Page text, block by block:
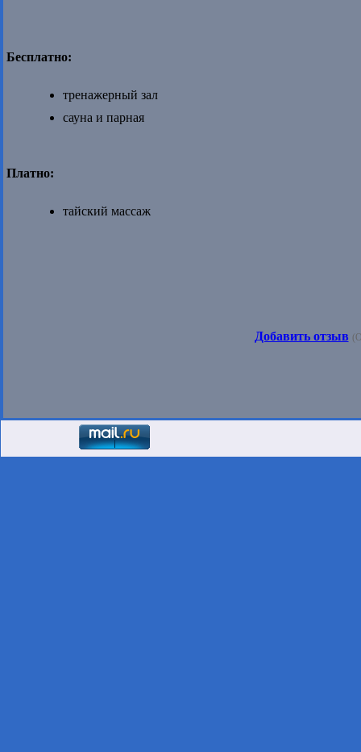
Бесплатно:
тренажерный зал
сауна и парная
Платно:
тайский массаж
Добавить отзыв